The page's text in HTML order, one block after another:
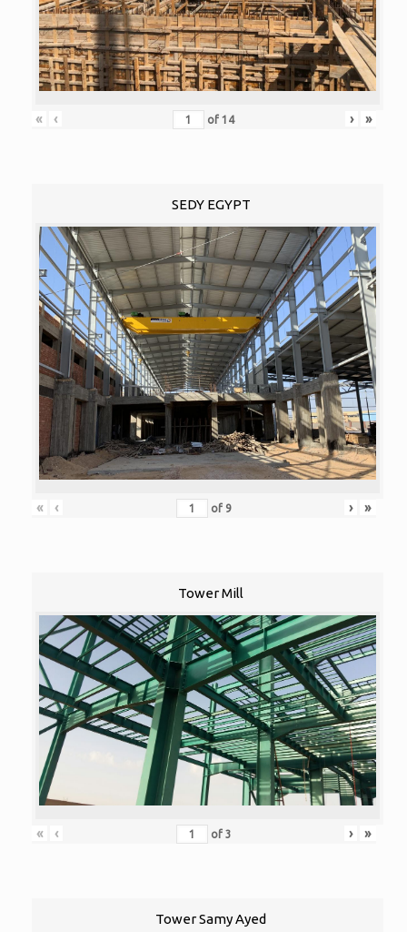
« ‹ of 14 › »
SEDY EGYPT
« ‹ of 9 › »
Tower Mill
« ‹ of 3 › »
Tower Samy Ayed